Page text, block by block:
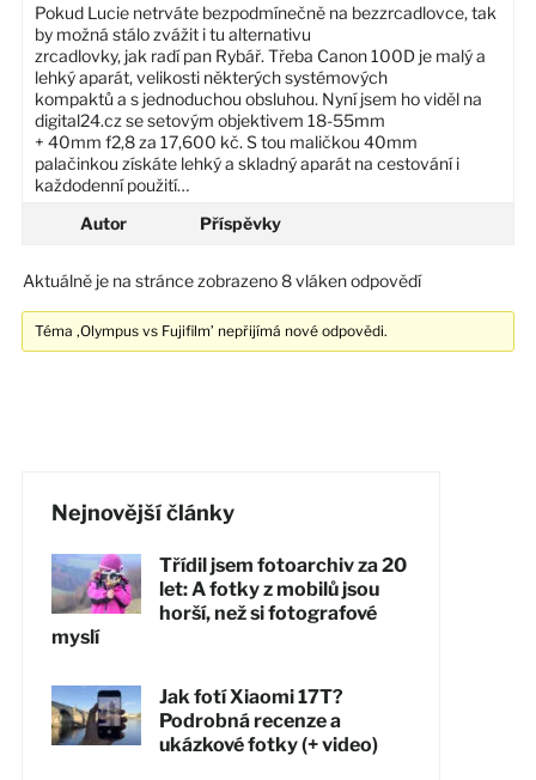
Pokud Lucie netrváte bezpodmínečně na bezzrcadlovce, tak
by možná stálo zvážit i tu alternativu
zrcadlovky, jak radí pan Rybář. Třeba Canon 100D je malý a
lehký aparát, velikosti některých systémových
kompaktů a s jednoduchou obsluhou. Nyní jsem ho viděl na
digital24.cz se setovým objektivem 18-55mm
+ 40mm f2,8 za 17,600 kč. S tou maličkou 40mm
palačinkou získáte lehký a skladný aparát na cestování i
každodenní použití…
Autor
Příspěvky
Aktuálně je na stránce zobrazeno 8 vláken odpovědí
Téma ‚Olympus vs Fujifilm’ nepřijímá nové odpovědi.
Nejnovější články
Třídil jsem fotoarchiv za 20
let: A fotky z mobilů jsou
horší, než si fotografové
myslí
Jak fotí Xiaomi 17T?
Podrobná recenze a
ukázkové fotky (+ video)